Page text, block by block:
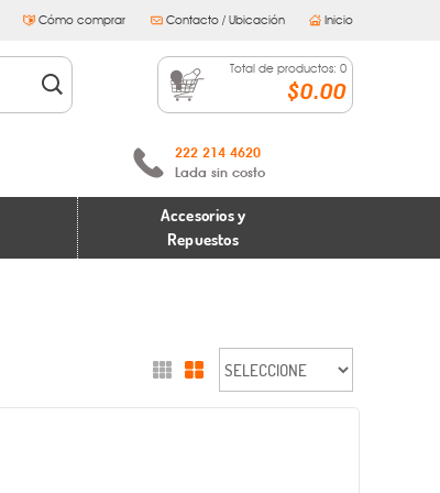
Cómo comprar Contacto / Ubicación Inicio
Total de productos: 0
$0.00
222 214 4620
Lada sin costo
Accesorios y
Repuestos